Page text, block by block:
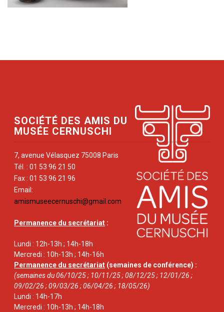
SOCIÉTÉ DES AMIS DU
MUSÉE CERNUSCHI
7, avenue Vélasquez 75008 Paris
Tél. : 01 53 96 21 50
Fax : 01 53 96 21 96
Email:
amismuseecernuschi@gmail.com
Permanence du secrétariat :
Lundi : 12h-13h ; 14h-18h
Mercredi : 10h-13h ; 14h-16h
Permanence du secrétariat (semaines de conférence) :
(semaines du 06/10/25 ; 10/11/25 ; 08/12/25 ; 12/01/26 ;
09/02/26 ; 09/03/26 ; 06/04/26 ; 18/05/26)
Lundi : 14h-17h
Mercredi : 10h-13h ; 14h-18h